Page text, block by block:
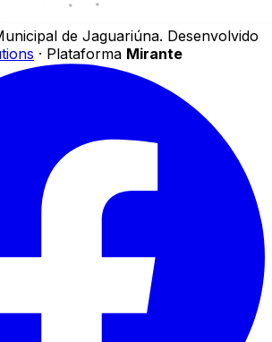
de Jaguariúna. Desenvolvido
· Plataforma Mirante